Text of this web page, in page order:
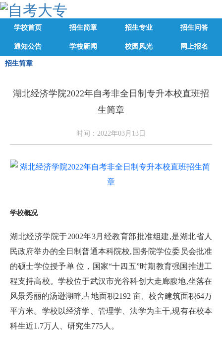
学校首页 招生简章 招生专业 招生问答
通知公告 学校新闻 校园风光 网上报名
招生简章
湖北经济学院2022年自考非全日制专升本校直班招
生简章
时间：2022年03月13日
学校概况
湖北经济学院于2002年3月经教育部批准组建,是湖北省人
民政府举办的全日制普通本科院校,国务院学位委员会批准
的硕士学位授予单 位，国家“十四五”时期教育强国推进工
程支持高校。学校位于武汉市光谷科创大走廊腹地,坐落在
风景秀丽的汤逊湖畔,占地面积2192 亩、校舍建筑面积64万
平方米。学校以经济学、管理学、法学为主干,现有在校本
科生近1.7万人、研究生775人。